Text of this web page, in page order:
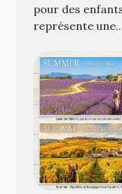
pour des
représente